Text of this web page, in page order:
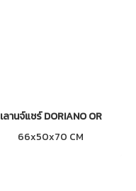
เลานจ์แชร์ DORIANO OR
66x50x70 CM